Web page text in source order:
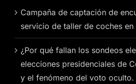
Campaña de captación de
servicio de taller de coches en
¿Por qué fallan los sondeos
elecciones presidenciales de
y el fenómeno del voto oculto.